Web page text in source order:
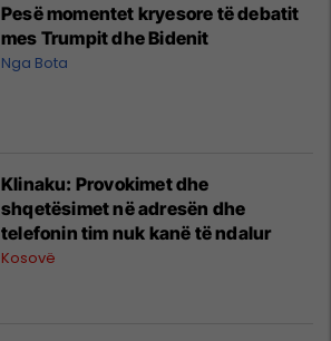
Pesë momentet kryesore të debatit
mes Trumpit dhe Bidenit
Nga Bota
Klinaku: Provokimet dhe
shqetësimet në adresën dhe
telefonin tim nuk kanë të ndalur
Kosovë